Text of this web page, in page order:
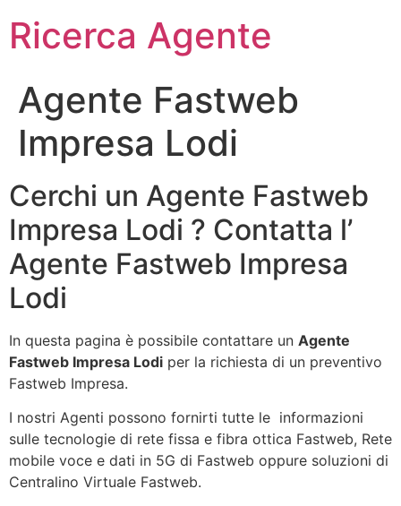
Ricerca Agente
Agente Fastweb
Impresa Lodi
Cerchi un Agente Fastweb
Impresa Lodi ? Contatta l’
Agente Fastweb Impresa
Lodi
In questa pagina è possibile contattare un Agente
Fastweb Impresa Lodi per la richiesta di un preventivo
Fastweb Impresa.
I nostri Agenti possono fornirti tutte le informazioni
sulle tecnologie di rete fissa e fibra ottica Fastweb, Rete
mobile voce e dati in 5G di Fastweb oppure soluzioni di
Centralino Virtuale Fastweb.